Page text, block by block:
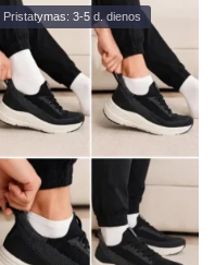
Pristatymas: 3-5 d. dienos